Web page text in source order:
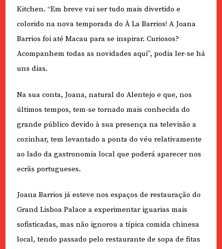
Kitchen. “Em breve vai ser tudo mais divertido e
colorido na nova temporada do À La Barrios! A Joana
Barrios foi até Macau para se inspirar. Curiosos?
Acompanhem todas as novidades aqui”, podia ler-se há
uns dias.
Na sua conta, Joana, natural do Alentejo e que, nos
últimos tempos, tem-se tornado mais conhecida do
grande público devido à sua presença na televisão a
cozinhar, tem levantado a ponta do véu relativamente
ao lado da gastronomia local que poderá aparecer nos
ecrãs portugueses.
Joana Barrios já esteve nos espaços de restauração do
Grand Lisboa Palace a experimentar iguarias mais
sofisticadas, mas não ignorou a típica comida chinesa
local, tendo passado pelo restaurante de sopa de fitas